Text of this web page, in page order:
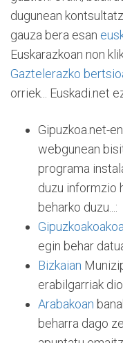
dugunean
gauza bera esan
Euskarazkoan non
Gaztelerazko
orriek... Euskadi.net
Gipuzkoa.net-
webgunean
programa
duzu informzio
beharko duzu...:
egin behar
Bizkaian
erabilgarriak
Arabakoan
beharra dago